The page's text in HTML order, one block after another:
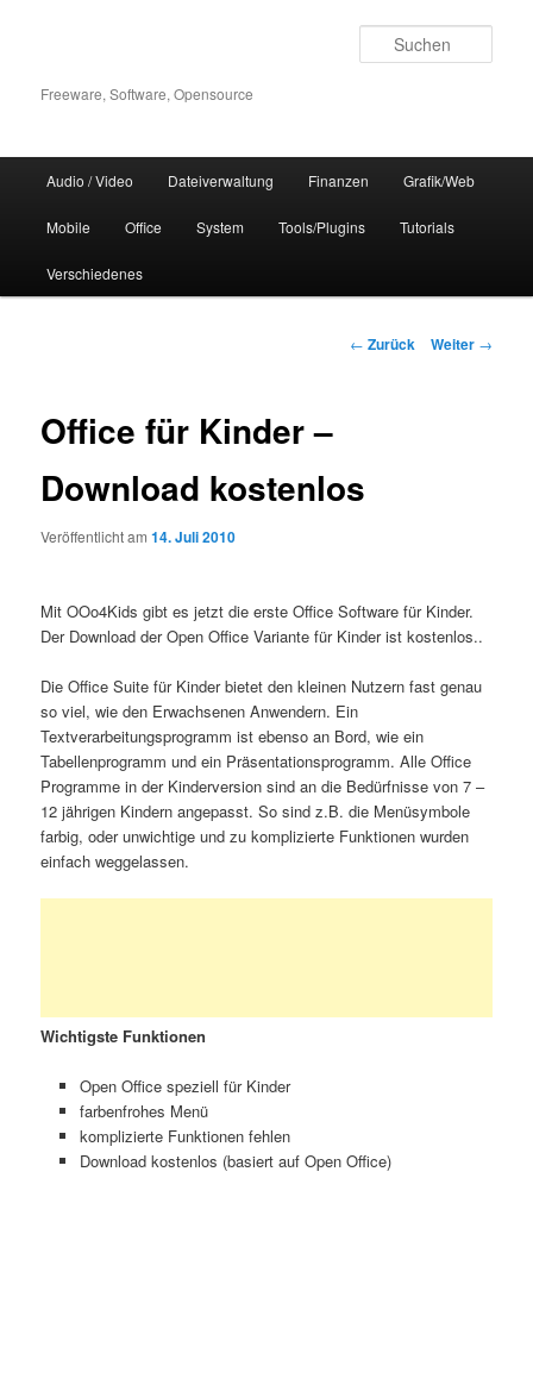
Freeware, Software, Opensource
Audio / Video Dateiverwaltung Finanzen Grafik/Web
Mobile Office System Tools/Plugins Tutorials
Verschiedenes
Beitrags-
← Zurück Weiter →
Office für Kinder –
Download kostenlos
Veröffentlicht am14. Juli 2010
Mit OOo4Kids gibt es jetzt die erste Office Software für Kinder.
Der Download der Open Office Variante für Kinder ist kostenlos..
Die Office Suite für Kinder bietet den kleinen Nutzern fast genau
so viel, wie den Erwachsenen Anwendern. Ein
Textverarbeitungsprogramm ist ebenso an Bord, wie ein
Tabellenprogramm und ein Präsentationsprogramm. Alle Office
Programme in der Kinderversion sind an die Bedürfnisse von 7 –
12 jährigen Kindern angepasst. So sind z.B. die Menüsymbole
farbig, oder unwichtige und zu komplizierte Funktionen wurden
einfach weggelassen.
Wichtigste Funktionen
Open Office speziell für Kinder
farbenfrohes Menü
komplizierte Funktionen fehlen
Download kostenlos (basiert auf Open Office)